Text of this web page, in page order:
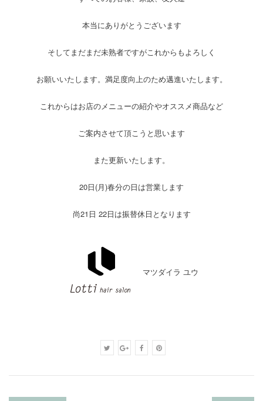
本当にありがとうございます
そしてまだまだ未熟者ですがこれからもよろしく
お願いいたします。満足度向上のため邁進いたします。
これからはお店のメニューの紹介やオススメ商品など
ご案内させて頂こうと思います
また更新いたします。
20日(月)春分の日は営業します
尚21日 22日は振替休日となります
マツダイラ ユウ